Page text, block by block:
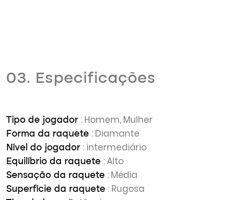
03. Especificações
Tipo de jogador : Homem, Mulher
Forma da raquete : Diamante
Nível do jogador : intermediário
Equilíbrio da raquete : Alto
Sensação da raquete : Média
Superfície da raquete : Rugosa